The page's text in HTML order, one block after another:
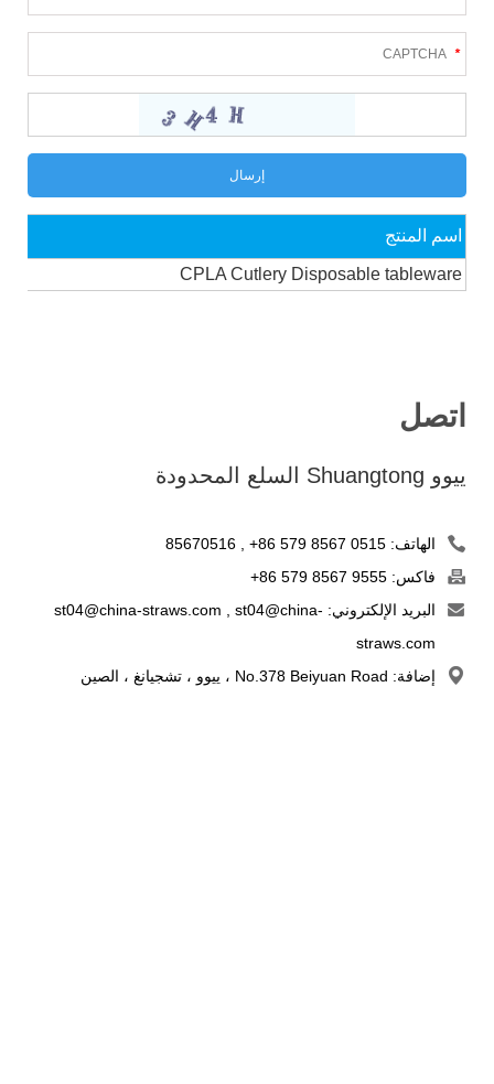
اسم المنتج
CPLA Cutlery Disposable tableware
اتصل
ييوو Shuangtong السلع المحدودة
الهاتف: +86 579 8567 0515
85670516
فاكس: +86 579 8567 9555
البريد الإلكتروني:
st04@china-straws.com
st04@china-
straws.com
إضافة: No.378 Beiyuan Road ، ييوو ، تشجيانغ ، الصين